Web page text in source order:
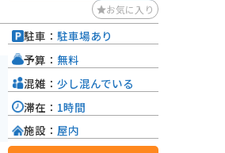
お気に入り
駐車： 駐車場あり
予算： 無料
混雑： 少し混んでいる
滞在： 1時間
施設： 屋内